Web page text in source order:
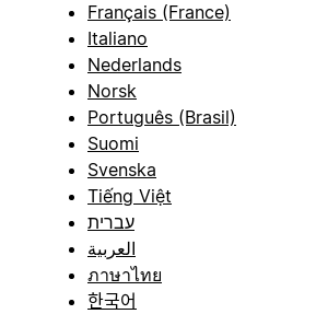
Français (France)
Italiano
Nederlands
Norsk
Português (Brasil)
Suomi
Svenska
Tiếng Việt
עברית
العربية
ภาษาไทย
한국어